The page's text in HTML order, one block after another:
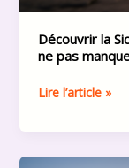
Découvrir la
ne pas
pas
manquer
Lire l’article »